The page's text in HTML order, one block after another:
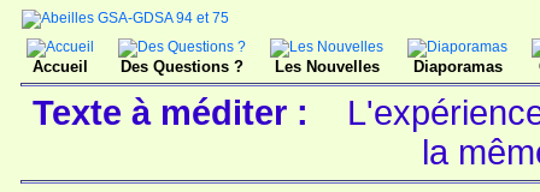
Accueil Des Questions ? Les Nouvelles Diaporamas
Texte à méditer :
la